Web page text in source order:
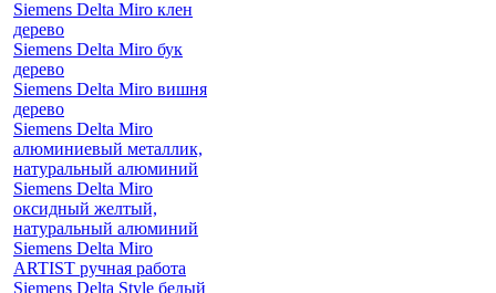
Siemens Delta Miro клен
дерево
Siemens Delta Miro бук
дерево
Siemens Delta Miro вишня
дерево
Siemens Delta Miro
алюминиевый металлик,
натуральный алюминий
Siemens Delta Miro
оксидный желтый,
натуральный алюминий
Siemens Delta Miro
ARTIST ручная работа
Siemens Delta Style белый